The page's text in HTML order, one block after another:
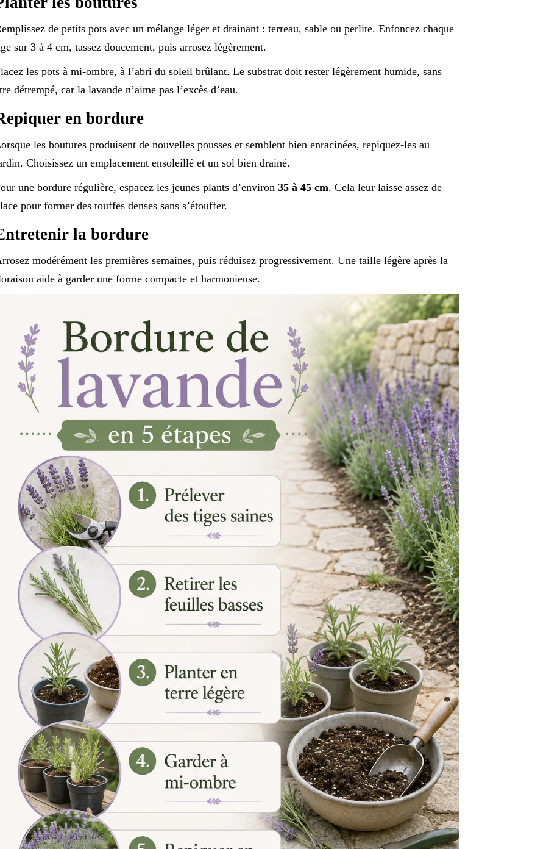
de petits pots avec un mélange léger et drainant : terreau, sable ou perlite. Enfoncez chaque
sur 3 à 4 cm, tassez doucement, puis arrosez légèrement.
les pots à mi-ombre, à l’abri du soleil brûlant. Le substrat doit rester légèrement humide, sans
détrempé, car la lavande n’aime pas l’excès d’eau.
en bordure
les boutures produisent de nouvelles pousses et semblent bien enracinées, repiquez-les au
Choisissez un emplacement ensoleillé et un sol bien drainé.
une bordure régulière, espacez les jeunes plants d’environ 35 à 45 cm. Cela leur laisse assez de
pour former des touffes denses sans s’étouffer.
la bordure
modérément les premières semaines, puis réduisez progressivement. Une taille légère après la
aide à garder une forme compacte et harmonieuse.